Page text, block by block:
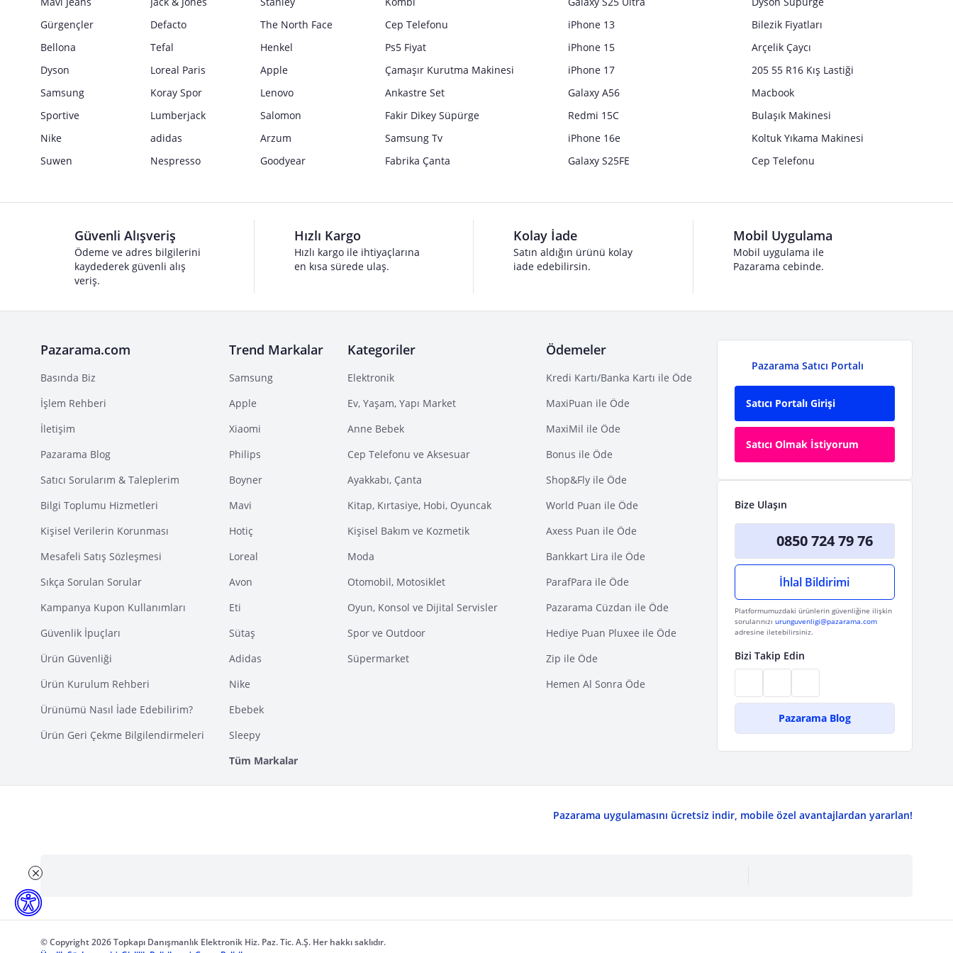
Gürgençler
Defacto
The North Face
Bellona
Tefal
Henkel
Dyson
Loreal Paris
Apple
Samsung
Koray Spor
Lenovo
Sportive
Lumberjack
Salomon
Nike
adidas
Arzum
Suwen
Nespresso Goodyear
Cep Telefonu
Ps5 Fiyat
Çamaşır Kurutma Makinesi
Ankastre Set
Fakir Dikey Süpürge
Samsung Tv
Fabrika Çanta
iPhone 13
iPhone 15
iPhone 17
Galaxy A56
Redmi 15C
iPhone 16e
Galaxy S25FE
Bilezik Fiyatları
Arçelik Çaycı
205 55 R16 Kış Lastiği
Macbook
Bulaşık Makinesi
Koltuk Yıkama Makinesi
Cep Telefonu
Güvenli Alışveriş
Ödeme ve adres bilgilerini
kaydederek güvenli alış
veriş.
Hızlı Kargo
Hızlı kargo ile ihtiyaçlarına
en kısa sürede ulaş.
Kolay İade
Satın aldığın ürünü kolay
iade edebilirsin.
Mobil Uygulama
Mobil uygulama ile
Pazarama cebinde.
Pazarama.com
Basında Biz
İşlem Rehberi
İletişim
Pazarama Blog
Satıcı Sorularım & Taleplerim
Bilgi Toplumu Hizmetleri
Kişisel Verilerin Korunması
Mesafeli Satış Sözleşmesi
Sıkça Sorulan Sorular
Kampanya Kupon Kullanımları
Güvenlik İpuçları
Ürün Güvenliği
Ürün Kurulum Rehberi
Ürünümü Nasıl İade Edebilirim?
Ürün Geri Çekme Bilgilendirmeleri
Trend Markalar
Samsung
Apple
Xiaomi
Philips
Boyner
Mavi
Hotiç
Loreal
Avon
Eti
Sütaş
Adidas
Nike
Ebebek
Sleepy
Tüm Markalar
Kategoriler
Elektronik
Ev, Yaşam, Yapı Market
Anne Bebek
Cep Telefonu ve Aksesuar
Ayakkabı, Çanta
Kitap, Kırtasiye, Hobi, Oyuncak
Kişisel Bakım ve Kozmetik
Moda
Otomobil, Motosiklet
Oyun, Konsol ve Dijital Servisler
Spor ve Outdoor
Süpermarket
Ödemeler
Kredi Kartı/Banka Kartı ile Öde
MaxiPuan ile Öde
MaxiMil ile Öde
Bonus ile Öde
Shop&Fly ile Öde
World Puan ile Öde
Axess Puan ile Öde
Bankkart Lira ile Öde
ParafPara ile Öde
Pazarama Cüzdan ile Öde
Hediye Puan Pluxee ile Öde
Zip ile Öde
Hemen Al Sonra Öde
Pazarama Satıcı Portalı
Satıcı Portalı Girişi
Satıcı Olmak İstiyorum
Bize Ulaşın
0850 724 79 76
İhlal Bildirimi
Platformumuzdaki ürünlerin güvenliğine ilişkin
sorularınızı urunguvenligi@pazarama.com
adresine iletebilirsiniz.
Bizi Takip Edin
Pazarama Blog
Pazarama uygulamasını ücretsiz indir, mobile özel avantajlardan yararlan!
© Copyright 2026 Topkapı Danışmanlık Elektronik Hiz. Paz. Tic. A.Ş. Her hakkı saklıdır.